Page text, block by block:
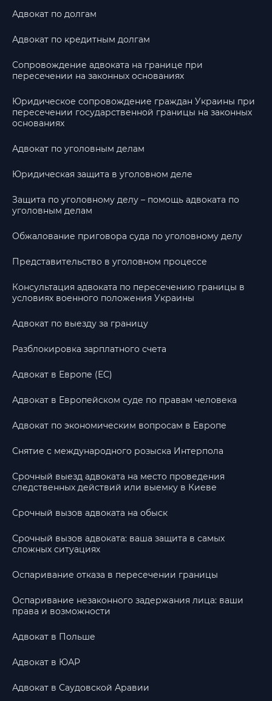
Адвокат по долгам
Адвокат по кредитным долгам
Сопровождение адвоката на границе при
пересечении на законных основаниях
Юридическое сопровождение граждан Украины при
пересечении государственной границы на законных
основаниях
Адвокат по уголовным делам
Юридическая защита в уголовном деле
Защита по уголовному делу – помощь адвоката по
уголовным делам
Обжалование приговора суда по уголовному делу
Представительство в уголовном процессе
Консультация адвоката по пересечению границы в
условиях военного положения Украины
Адвокат по выезду за границу
Разблокировка зарплатного счета
Адвокат в Европе (ЕС)
Адвокат в Европейском суде по правам человека
Адвокат по экономическим вопросам в Европе
Снятие с международного розыска Интерпола
Срочный выезд адвоката на место проведения
следственных действий или выемку в Киеве
Срочный вызов адвоката на обыск
Срочный вызов адвоката: ваша защита в самых
сложных ситуациях
Оспаривание отказа в пересечении границы
Оспаривание незаконного задержания лица: ваши
права и возможности
Адвокат в Польше
Адвокат в ЮАР
Адвокат в Саудовской Аравии